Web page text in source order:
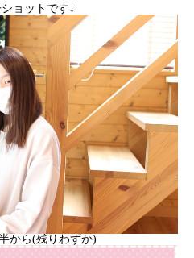
ョットです↓
から(残りわずか)